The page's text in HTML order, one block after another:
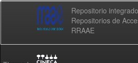
Repositorio
Repositorios de
RRAAE